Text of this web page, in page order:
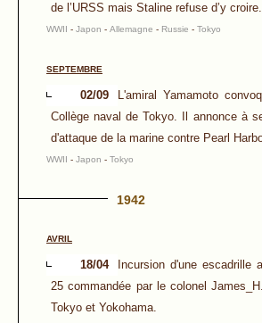
de l’URSS mais Staline refuse d’y croire.
WWII - Japon - Allemagne - Russie - Tokyo
SEPTEMBRE
02/09
L'amiral Yamamoto
Collège naval de Tokyo. Il annonce à
d'attaque de la marine contre Pearl
WWII - Japon - Tokyo
1942
AVRIL
18/04
Incursion d'une escadrille
25 commandée par le colonel
Tokyo et Yokohama.